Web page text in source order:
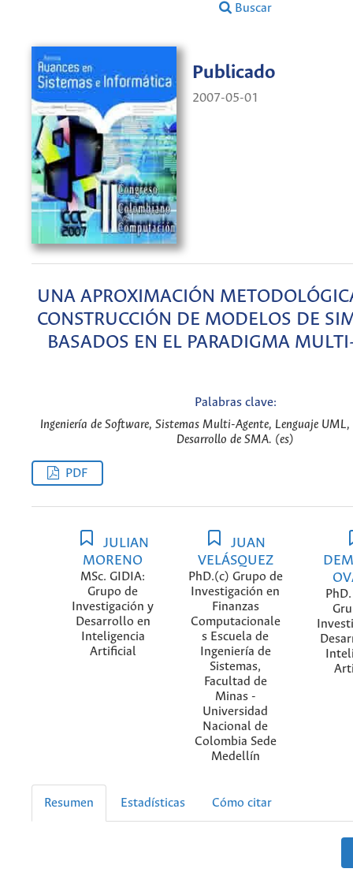
Buscar
Publicado
2007-05-01
UNA APROXIMACIÓN
CONSTRUCCIÓN DE MODELOS DE
BASADOS EN EL PARADIGMA
Palabras clave:
Ingeniería de Software, Sistemas Multi-Agente, Lenguaje
Desarrollo de SMA. (es)
PDF
JULIAN
MORENO
MSc. GIDIA:
Grupo de
Investigación y
Desarrollo en
Inteligencia
Artificial
JUAN
VELÁSQUEZ
PhD.(c) Grupo de
Investigación en
Finanzas
Computacionale
s Escuela de
Ingeniería de
Sistemas,
Facultad de
Minas -
Universidad
Nacional de
Colombia Sede
Medellín
Resumen Estadísticas Cómo citar